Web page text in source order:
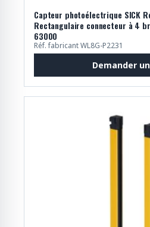
Capteur photoélectrique SICK
Rectangulaire connecteur à 4
63000
Réf. fabricant WL8G-P2231
Demander